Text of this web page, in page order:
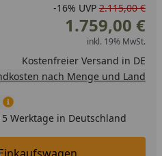
-16% UVP 2.115,00 €
1.759,00 €
inkl. 19% MwSt.
Kostenfreier Versand in DE
nach Menge und Land
Werktage in Deutschland